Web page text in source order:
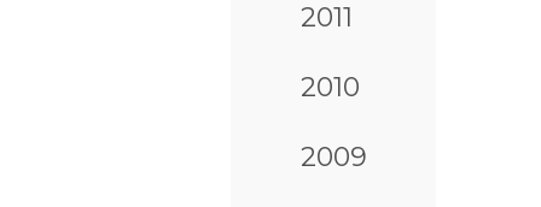
2011
2010
2009